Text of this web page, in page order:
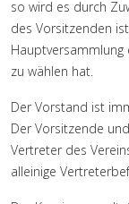
so wird es durch
des Vorsitzenden
Hauptversammlung
zu wählen hat.
Der Vorstand ist
Der Vorsitzende
Vertreter des
alleinige